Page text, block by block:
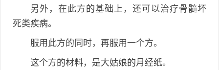
另外，在此方的基础上，还可以治疗骨髓坏
死类疾病。
服用此方的同时，再服用一个方。
这个方的材料，是大姑娘的月经纸。